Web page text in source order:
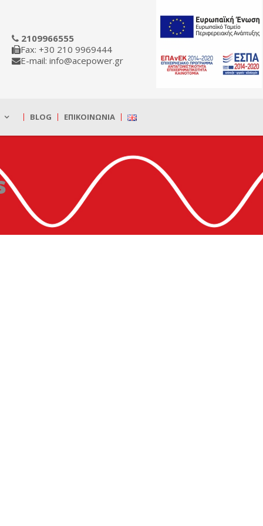
2109966555
Fax: +30 210 9969444
E-mail: info@acepower.gr
BLOG ΕΠΙΚΟΙΝΩΝΊΑ